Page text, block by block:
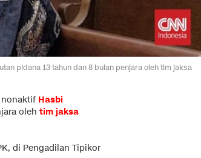
pidana 13 tahun dan 8 bulan penjara oleh tim jaksa
nonaktif Hasbi
oleh tim jaksa
di Pengadilan Tipikor